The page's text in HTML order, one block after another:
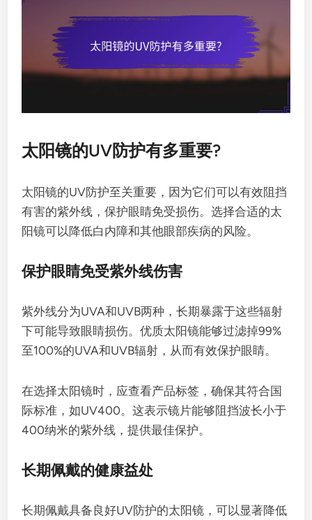
太阳镜的UV防护有多重要?
太阳镜的UV防护至关重要，因为它们可以有效阻挡
有害的紫外线，保护眼睛免受损伤。选择合适的太
阳镜可以降低白内障和其他眼部疾病的风险。
保护眼睛免受紫外线伤害
紫外线分为UVA和UVB两种，长期暴露于这些辐射
下可能导致眼睛损伤。优质太阳镜能够过滤掉99%
至100%的UVA和UVB辐射，从而有效保护眼睛。
在选择太阳镜时，应查看产品标签，确保其符合国
际标准，如UV400。这表示镜片能够阻挡波长小于
400纳米的紫外线，提供最佳保护。
长期佩戴的健康益处
长期佩戴具备良好UV防护的太阳镜，可以显著降低